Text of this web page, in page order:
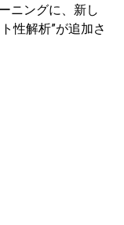
ニングに、新し
性解析”が追加さ